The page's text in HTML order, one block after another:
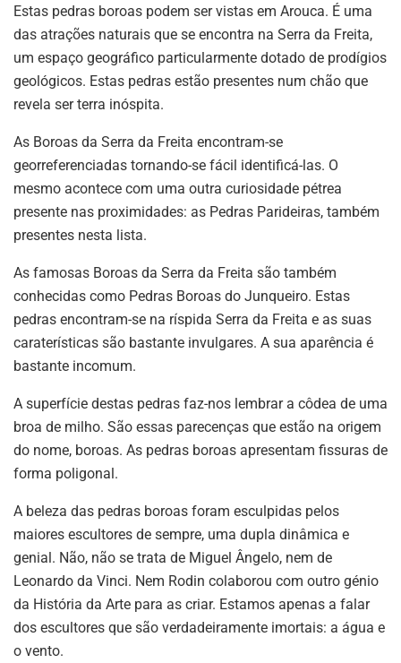
Estas pedras boroas podem ser vistas em Arouca. É uma
das atrações naturais que se encontra na Serra da Freita,
um espaço geográfico particularmente dotado de prodígios
geológicos. Estas pedras estão presentes num chão que
revela ser terra inóspita.
As Boroas da Serra da Freita encontram-se
georreferenciadas tornando-se fácil identificá-las. O
mesmo acontece com uma outra curiosidade pétrea
presente nas proximidades: as Pedras Parideiras, também
presentes nesta lista.
As famosas Boroas da Serra da Freita são também
conhecidas como Pedras Boroas do Junqueiro. Estas
pedras encontram-se na ríspida Serra da Freita e as suas
caraterísticas são bastante invulgares. A sua aparência é
bastante incomum.
A superfície destas pedras faz-nos lembrar a côdea de uma
broa de milho. São essas parecenças que estão na origem
do nome, boroas. As pedras boroas apresentam fissuras de
forma poligonal.
A beleza das pedras boroas foram esculpidas pelos
maiores escultores de sempre, uma dupla dinâmica e
genial. Não, não se trata de Miguel Ângelo, nem de
Leonardo da Vinci. Nem Rodin colaborou com outro génio
da História da Arte para as criar. Estamos apenas a falar
dos escultores que são verdadeiramente imortais: a água e
o vento.